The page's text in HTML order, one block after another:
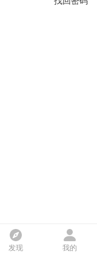
发现 我的